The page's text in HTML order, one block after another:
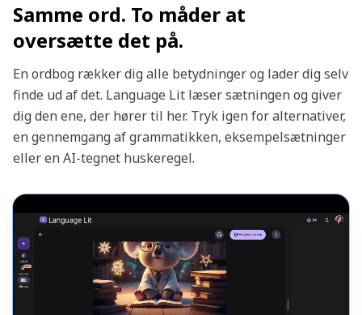
Samme ord. To måder at
oversætte det på.
En ordbog rækker dig alle betydninger og lader dig selv
finde ud af det. Language Lit læser sætningen og giver
dig den ene, der hører til her. Tryk igen for alternativer,
en gennemgang af grammatikken, eksempelsætninger
eller en AI-tegnet huskeregel.